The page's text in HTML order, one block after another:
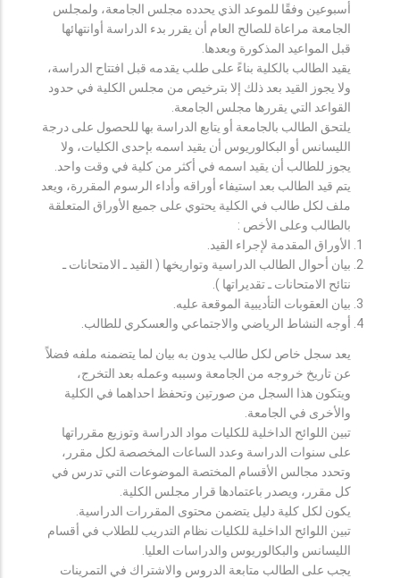
أسبوعين وفقًا للموعد الذي يحدده مجلس الجامعة، ولمجلس
الجامعة مراعاة للصالح العام أن يقرر بدء الدراسة أوانتهائها
قبل المواعيد المذكورة وبعدها.
يقيد الطالب بالكلية بناءً على طلب يقدمه قبل افتتاح الدراسة،
ولا يجوز القيد بعد ذلك إلا بترخيص من مجلس الكلية في حدود
القواعد التي يقررها مجلس الجامعة.
يلتحق الطالب بالجامعة أو يتابع الدراسة بها للحصول على درجة
الليسانس أو البكالوريوس أن يقيد اسمه بإحدى الكليات، ولا
يجوز للطالب أن يقيد اسمه في أكثر من كلية في وقت واحد.
يتم قيد الطالب بعد استيفاء أوراقه وأداء الرسوم المقررة، ويعد
ملف لكل طالب في الكلية يحتوي على جميع الأوراق المتعلقة
بالطالب وعلى الأخص :
الأوراق المقدمة لإجراء القيد.
بيان أحوال الطالب الدراسية وتواريخها ( القيد ـ الامتحانات ـ
نتائح الامتحانات ـ تقديراتها ).
بيان العقوبات التأديبية الموقعة عليه.
أوجه النشاط الرياضي والاجتماعي والعسكري للطالب.
يعد سجل خاص لكل طالب يدون به بيان لما يتضمنه ملفه فضلاً
عن تاريخ خروجه من الجامعة وسببه وعمله بعد التخرج،
ويتكون هذا السجل من صورتين وتحفظ احداهما في الكلية
والأخرى في الجامعة.
تبين اللوائح الداخلية للكليات مواد الدراسة وتوزيع مقرراتها
على سنوات الدراسة وعدد الساعات المخصصة لكل مقرر،
وتحدد مجالس الأقسام المختصة الموضوعات التي تدرس في
كل مقرر، ويصدر باعتمادها قرار مجلس الكلية.
يكون لكل كلية دليل يتضمن محتوى المقررات الدراسية.
تبين اللوائح الداخلية للكليات نظام التدريب للطلاب في أقسام
الليسانس والبكالوريوس والدراسات العليا.
يجب على الطالب متابعة الدروس والاشتراك في التمرينات